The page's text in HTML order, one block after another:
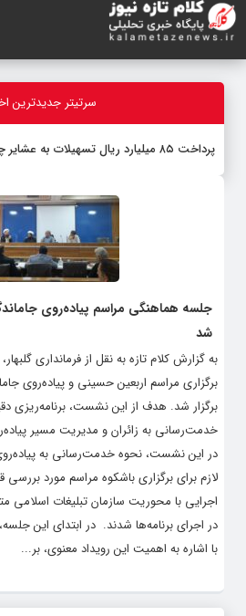
سرتیتر جدیدترین
پرداخت ۸۵ میلیارد ریال تسهیلات به عشایر چناران
جلسه هماهنگی مراسم پیاده‌روی
شد
به گزارش کلام تازه به نقل از فرمانداری
برگزاری مراسم اربعین حسینی و پیاده‌روی
برگزار شد. هدف از این نشست، برنامه‌ریزی
خدمت‌رسانی به زائران و مدیریت مسیر
در این نشست، نحوه خدمت‌رسانی به
لازم برای برگزاری باشکوه مراسم مورد
اجرایی با محوریت سازمان تبلیغات اسلامی
در اجرای برنامه‌ها شدند. ‌ در ابتدای این
با اشاره به اهمیت این رویداد معنوی، بر...